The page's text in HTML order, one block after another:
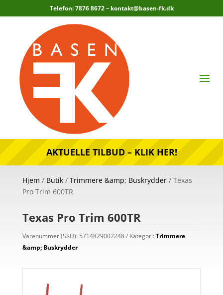
Telefon: 7876 8672 – kontakt@basen-fk.dk
AKTUELLE TILBUD – KLIK HER!
Hjem / Butik/ Trimmere &amp; Buskrydder/ Texas
Pro Trim 600TR
Texas Pro Trim 600TR
Varenummer (SKU): 5714829002248 Kategori: Trimmere
&amp; Buskrydder